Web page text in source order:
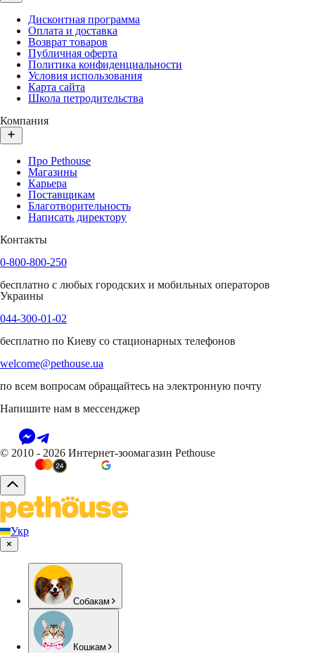
Дисконтная программа
Оплата и доставка
Возврат товаров
Публичная оферта
Политика конфиденциальности
Условия использования
Карта сайта
Школа петродительства
Компания
Про Pethouse
Магазины
Карьера
Поставщикам
Благотворительность
Написать директору
Контакты
0-800-800-250
бесплатно с любых городских и мобильных операторов
Украины
044-300-01-02
бесплатно по Киеву со стационарных телефонов
welcome@pethouse.ua
по всем вопросам обращайтесь на электронную почту
Напишите нам в мессенджер
© 2010 - 2026 Интернет-зоомагазин Pethouse
Укр
Собакам
Кошкам